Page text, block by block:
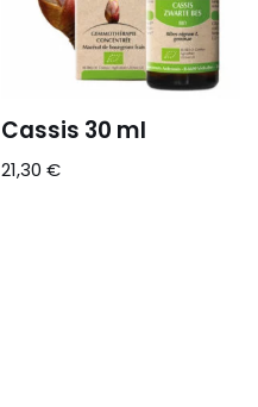
Cassis 30 ml
21,30€